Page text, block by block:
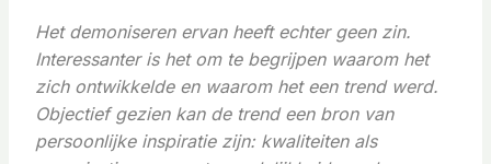
Het demoniseren ervan heeft echter geen zin.
Interessanter is het om te begrijpen waarom het
zich ontwikkelde en waarom het een trend werd.
Objectief gezien kan de trend een bron van
persoonlijke inspiratie zijn: kwaliteiten als